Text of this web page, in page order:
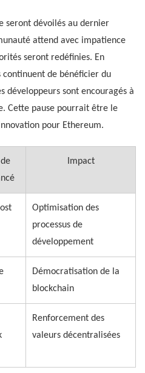
seront dévoilés au dernier
attend avec impatience
seront redéfinies. En
de bénéficier du
développeurs sont encouragés à
Cette pause pourrait être le
pour Ethereum.
Impact
Optimisation des
processus de
développement
Démocratisation de la
blockchain
Renforcement des
valeurs décentralisées